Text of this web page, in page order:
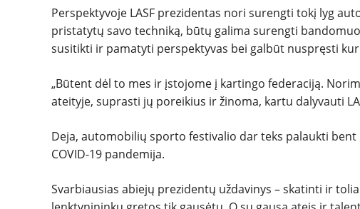
Perspektyvoje LASF prezidentas nori surengti tokį lyg
pristatytų savo techniką, būtų galima surengti
susitikti ir pamatyti perspektyvas bei galbūt nuspręsti
„Būtent dėl to mes ir įstojome į kartingo federaciją.
ateityje, suprasti jų poreikius ir žinoma, kartu dalyvauti
Deja, automobilių sporto festivalio dar teks palaukti
COVID-19 pandemija.
Svarbiausias abiejų prezidentų uždavinys – skatinti ir